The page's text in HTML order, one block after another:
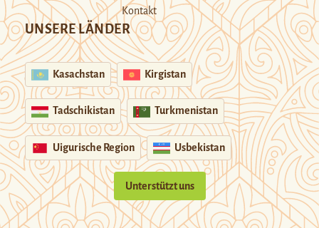
Kontakt
UNSERE LÄNDER
Kasachstan Kirgistan
Tadschikistan Turkmenistan
Uigurische Region Usbekistan
Unterstützt uns